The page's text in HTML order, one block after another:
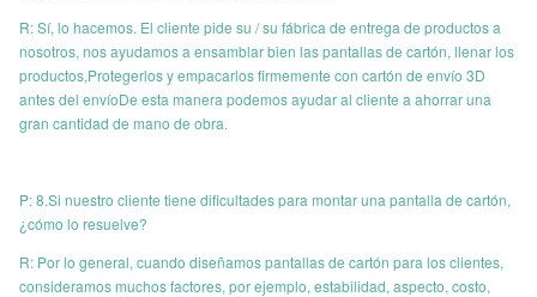
R: Sí, lo hacemos. El cliente pide su / su fábrica de entrega de productos a
nosotros, nos ayudamos a ensamblar bien las pantallas de cartón, llenar los
productos,Protegerlos y empacarlos firmemente con cartón de envío 3D
antes del envíoDe esta manera podemos ayudar al cliente a ahorrar una
gran cantidad de mano de obra.
P: 8.Si nuestro cliente tiene dificultades para montar una pantalla de cartón,
¿cómo lo resuelve?
R: Por lo general, cuando diseñamos pantallas de cartón para los clientes,
consideramos muchos factores, por ejemplo, estabilidad, aspecto, costo,